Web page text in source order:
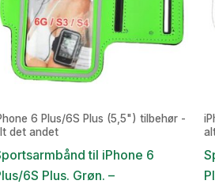
6 Plus/6S Plus (5,5") tilbehør -
det andet
til iPhone 6
6S Plus. Grøn. –